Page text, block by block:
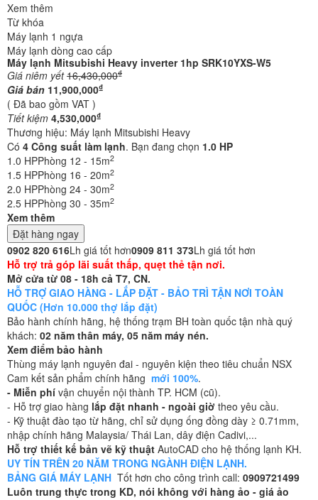
Xem thêm
Từ khóa
Máy lạnh 1 ngựa
Máy lạnh dòng cao cấp
Máy lạnh Mitsubishi Heavy inverter 1hp SRK10YXS-W5
Giá niêm yết 16,430,000₫
Giá bán 11,900,000₫
( Đã bao gồm VAT )
Tiết kiệm 4,530,000₫
Thương hiệu: Máy lạnh Mitsubishi Heavy
Có 4 Công suất làm lạnh. Bạn đang chọn 1.0 HP
1.0 HPPhòng 12 - 15m2
1.5 HPPhòng 16 - 20m2
2.0 HPPhòng 24 - 30m2
2.5 HPPhòng 30 - 35m2
Xem thêm
Đặt hàng ngay
0902 820 616Lh giá tốt hơn0909 811 373Lh giá tốt hơn
Hỗ trợ trả góp lãi suất thấp, quẹt thẻ tận nơi.
Mở cửa từ 08 - 18h cả T7, CN.
HỖ TRỢ GIAO HÀNG - LẮP ĐẶT - BẢO TRÌ TẬN NƠI TOÀN
QUỐC (Hơn 10.000 thợ lắp đặt)
Bảo hành chính hãng, hệ thống trạm BH toàn quốc tận nhà quý
khách: 02 năm thân máy, 05 năm máy nén.
Xem điểm bảo hành
Thùng máy lạnh nguyên đai - nguyên kiện theo tiêu chuẩn NSX
Cam kết sản phẩm chính hãng mới 100%.
- Miễn phí vận chuyển nội thành TP. HCM (cũ).
- Hỗ trợ giao hàng lắp đặt nhanh - ngoài giờ theo yêu cầu.
- Kỹ thuật đào tạo từ hãng, chỉ sử dụng ống đồng dày ≥ 0.71mm,
nhập chính hãng Malaysia/ Thái Lan, dây điện Cadivi,...
Hỗ trợ thiết kế bản vẽ kỹ thuật AutoCAD cho hệ thống lạnh KH.
UY TÍN TRÊN 20 NĂM TRONG NGÀNH ĐIỆN LẠNH.
BẢNG GIÁ MÁY LẠNH Tốt hơn cho công trình call: 0909721499
Luôn trung thực trong KD, nói không với hàng ảo - giá ảo